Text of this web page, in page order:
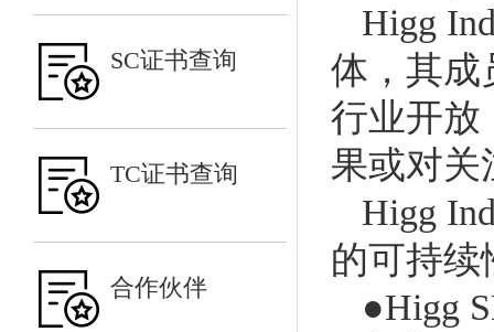
SC证书查询
TC证书查询
合作伙伴
Higg
体，其成
行业开放
果或对关
Higg
的可持续
●Higg